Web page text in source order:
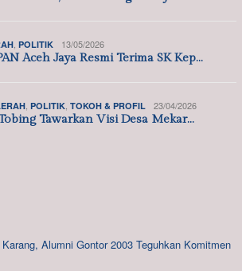
, POLITIK 13/05/2026
Aceh Jaya Resmi Terima SK Kep…
, POLITIK, TOKOH & PROFIL 23/04/2026
Tawarkan Visi Desa Mekar…